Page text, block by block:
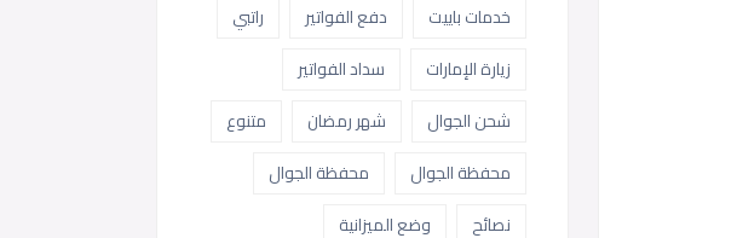
خدمات باييت
دفع الفواتير
راتبي
زيارة الإمارات
سداد الفواتير
شحن الجوال
شهر رمضان
متنوع
محفظة الجوال
محفظة الجوال
نصائح
وضع الميزانية